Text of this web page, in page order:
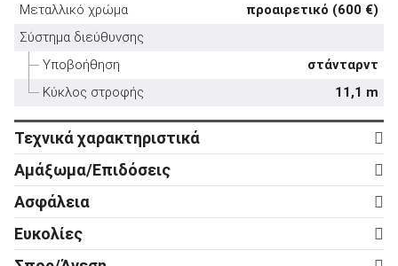
Μεταχειρισμένα
ΑΝΑΖΗΤΗΣΗ
Επιχειρήσεις
Μεταλλικό χρώμα
προαιρετικό (600 €)
Σύστημα διεύθυνσης
Υποβοήθηση
στάνταρντ
Κύκλος στροφής
11,1 m
Τεχνικά χαρακτηριστικά
Κινητήρας
Κύλινδροι
3
Βαλβίδες
12
Κυβισμός
1.497 cc
Ισχύς
213 ps
Αμάξωμα/Επιδόσεις
Αμάξωμα
Τύπος
5d
Αριθμός θυρών
5
Ασφάλεια
Ενεργητική ασφάλεια
ABS
στάνταρντ
Ευκολίες
Ρυθμιζόμενο τιμόνι σε ύψος